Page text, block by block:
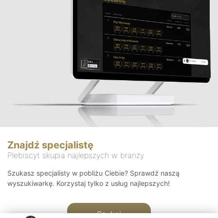
Znajdź specjalistę
Plebiscyt skupia najlepszych w branży
Szukasz specjalisty w pobliżu Ciebie? Sprawdź naszą
wyszukiwarkę. Korzystaj tylko z usług najlepszych!
Szukaj